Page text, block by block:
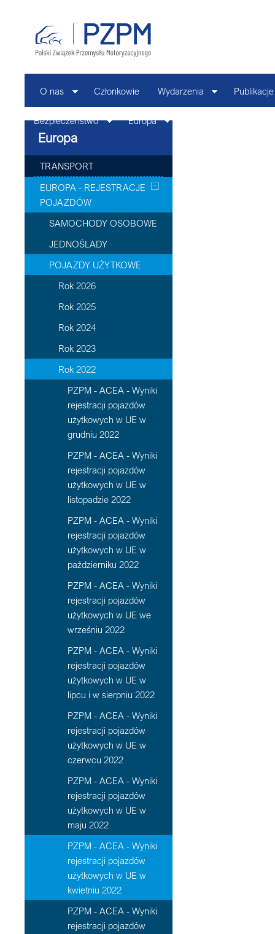
O nas Członkowie Wydarzenia Publikacje
Bezpieczeństwo Europa
Europa
TRANSPORT
EUROPA - REJESTRACJE
POJAZDÓW
SAMOCHODY OSOBOWE
JEDNOŚLADY
POJAZDY UŻYTKOWE
Rok 2026
Rok 2025
Rok 2024
Rok 2023
Rok 2022
PZPM - ACEA - Wyniki
rejestracji pojazdów
użytkowych w UE w
grudniu 2022
PZPM - ACEA - Wyniki
rejestracji pojazdów
użytkowych w UE w
listopadzie 2022
PZPM - ACEA - Wyniki
rejestracji pojazdów
użytkowych w UE w
październiku 2022
PZPM - ACEA - Wyniki
rejestracji pojazdów
użytkowych w UE we
wrześniu 2022
PZPM - ACEA - Wyniki
rejestracji pojazdów
użytkowych w UE w
lipcu i w sierpniu 2022
PZPM - ACEA - Wyniki
rejestracji pojazdów
użytkowych w UE w
czerwcu 2022
PZPM - ACEA - Wyniki
rejestracji pojazdów
użytkowych w UE w
maju 2022
PZPM - ACEA - Wyniki
rejestracji pojazdów
użytkowych w UE w
kwietniu 2022
PZPM - ACEA - Wyniki
rejestracji pojazdów